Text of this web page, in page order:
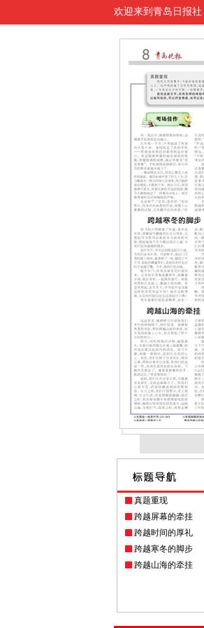
欢迎来到青岛日报
真题重现
跨越屏幕的牵挂
跨越时间的厚礼
跨越寒冬的脚步
跨越山海的牵挂